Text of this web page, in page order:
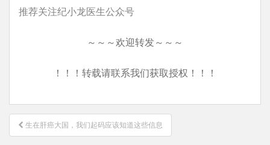
推荐关注纪小龙医生公众号
～～～欢迎转发～～～
！！！转载请联系我们获取授权！！！
文
章
生在肝癌大国，我们起码应该知道这些信息